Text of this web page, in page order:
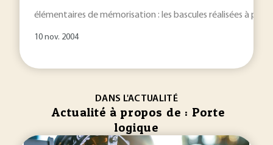
élémentaires de mémorisation : les bascules réalisées à
10 nov. 2004
DANS L'ACTUALITÉ
Actualité à propos de : Porte
logique